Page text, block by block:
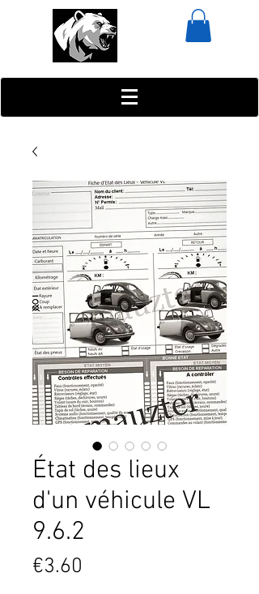
État des lieux
d'un véhicule VL
9.6.2
€3.60